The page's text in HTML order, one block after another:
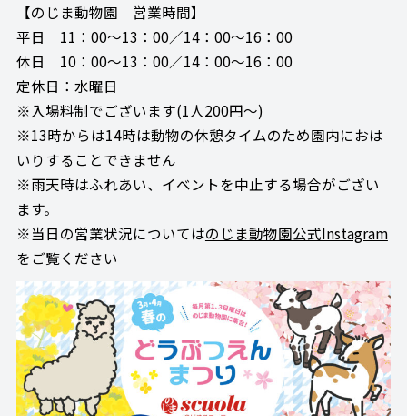
【のじま動物園 営業時間】
平日 11：00～13：00／14：00～16：00
休日 10：00～13：00／14：00～16：00
定休日：水曜日
※入場料制でございます(1人200円～)
※13時からは14時は動物の休憩タイムのため園内におは
いりすることできません
※雨天時はふれあい、イベントを中止する場合がござい
ます。
※当日の営業状況についてはのじま動物園公式Instagram
をご覧ください